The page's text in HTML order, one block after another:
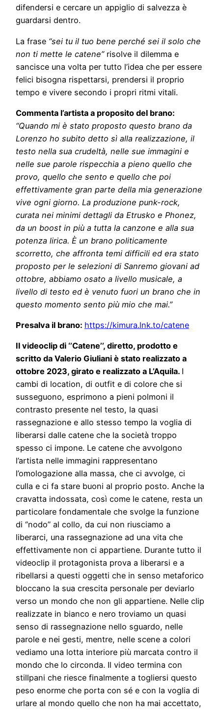
difendersi e cercare un appiglio di salvezza è
guardarsi dentro.
La frase “sei tu il tuo bene perché sei il solo che
non ti mette le catene” risolve il dilemma e
sancisce una volta per tutto l’idea che per essere
felici bisogna rispettarsi, prendersi il proprio
tempo e vivere secondo i propri ritmi vitali.
Commenta l’artista a proposito del brano:
“Quando mi è stato proposto questo brano da
Lorenzo ho subito detto sì alla realizzazione, il
testo nella sua crudeltà, nelle sue immagini e
nelle sue parole rispecchia a pieno quello che
provo, quello che sento e quello che poi
effettivamente gran parte della mia generazione
vive ogni giorno. La produzione punk-rock,
curata nei minimi dettagli da Etrusko e Phonez,
da un boost in più a tutta la canzone e alla sua
potenza lirica. È un brano politicamente
scorretto, che affronta temi difficili ed era stato
proposto per le selezioni di Sanremo giovani ad
ottobre, abbiamo osato a livello musicale, a
livello di testo ed è venuto fuori un brano che in
questo momento sento più mio che mai.”
Presalva il brano: https://kimura.lnk.to/catene
Il videoclip di ‘’Catene’’, diretto, prodotto e
scritto da Valerio Giuliani è stato realizzato a
ottobre 2023, girato e realizzato a L’Aquila. I
cambi di location, di outfit e di colore che si
susseguono, esprimono a pieni polmoni il
contrasto presente nel testo, la quasi
rassegnazione e allo stesso tempo la voglia di
liberarsi dalle catene che la società troppo
spesso ci impone. Le catene che avvolgono
l’artista nelle immagini rappresentano
l’omologazione alla massa, che ci avvolge, ci
culla e ci fa stare buoni al proprio posto. Anche la
cravatta indossata, così come le catene, resta un
particolare fondamentale che svolge la funzione
di ‘’nodo’’ al collo, da cui non riusciamo a
liberarci, una rassegnazione ad una vita che
effettivamente non ci appartiene. Durante tutto il
videoclip il protagonista prova a liberarsi e a
ribellarsi a questi oggetti che in senso metaforico
bloccano la sua crescita personale per deviarlo
verso un mondo che non gli appartiene. Nelle clip
realizzate in bianco e nero troviamo un quasi
senso di rassegnazione nello sguardo, nelle
parole e nei gesti, mentre, nelle scene a colori
vediamo una lotta interiore più marcata contro il
mondo che lo circonda. Il video termina con
stillpani che riesce finalmente a togliersi questo
peso enorme che porta con sé e con la voglia di
urlare al mondo quello che non ha mai accettato,